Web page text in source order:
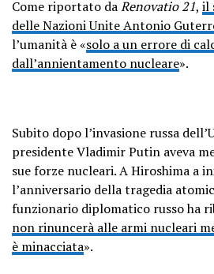
Come riportato daRenovatio 21, il
delle Nazioni Unite Antonio
l’umanità è «solo a un errore di
dall’annientamento nucleare».
Subito dopo l’invasione russa
presidente Vladimir Putin aveva
sue forze nucleari. A Hiroshima a
l’anniversario della tragedia
funzionario diplomatico russo ha
non rinuncerà alle armi nucleari
è minacciata».